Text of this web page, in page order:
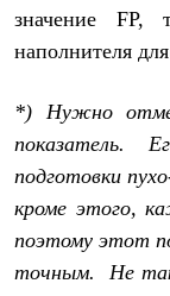
Жилеты
Утепленная
Брюки
Штормовая
Куртки
Софтшелл одежда
Брюки
Лёгкая одежда
Футболки
значение FP,
наполнителя
*) Нужно
показатель.
подготовки
кроме этого,
поэтому этот
точным. Не